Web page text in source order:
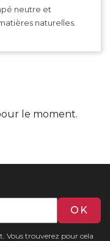
neutre et
naturelles.
le moment.
Vous trouverez pour cela